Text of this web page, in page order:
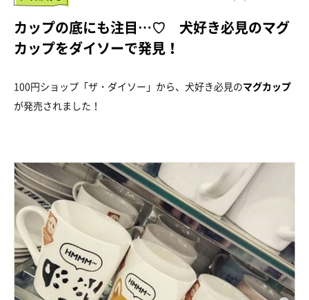
カップの底にも注目…♡ 犬好き必見のマグ
カップをダイソーで発見！
100円ショップ「ザ・ダイソー」から、犬好き必見のマグカップ
が発売されました！